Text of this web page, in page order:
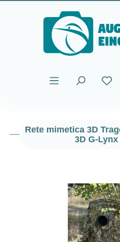
Passa al contenuto principale
Rete mimetica 3D
3D G-